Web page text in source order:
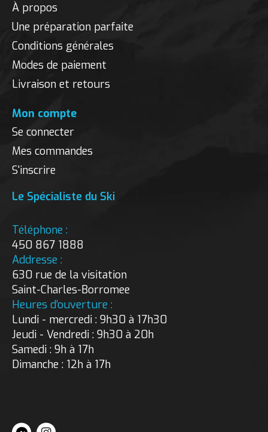
À propos
Une préparation parfaite
Conditions générales
Modes de paiement
Livraison et retours
Mon compte
Se connecter
Mes commandes
S'inscrire
Le Spécialiste du Ski
Téléphone :
450 867 1888
Addresse :
630 rue de la visitation
Saint-Charles-Borromee
Heures d’ouverture :
Lundi - mercredi : 9h30 à 17h30
Jeudi - Vendredi : 9h30 à 20h
Samedi : 9h à 17h
Dimanche : 12h à 17h